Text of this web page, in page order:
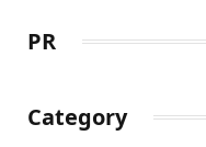
PR
Category